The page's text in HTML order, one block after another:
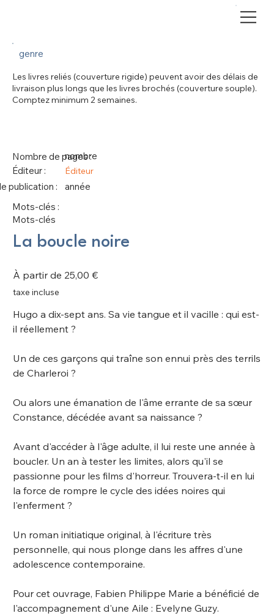
Nombre de pages :
Éditeur :
publication :
nombre
Éditeur
année
Mots-clés :
Mots-clés
genre
Les livres reliés (couverture rigide) peuvent avoir des délais de
livraison plus longs que les livres brochés (couverture souple).
Comptez minimum 2 semaines.
La boucle noire
À partir de Prix
25,00 €
taxe incluse
Hugo a dix-sept ans. Sa vie tangue et il vacille : qui est-
il réellement ?
Un de ces garçons qui traîne son ennui près des terrils
de Charleroi ?
Ou alors une émanation de l'âme errante de sa sœur
Constance, décédée avant sa naissance ?
Avant d'accéder à l'âge adulte, il lui reste une année à
boucler. Un an à tester les limites, alors qu'il se
passionne pour les films d'horreur. Trouvera-t-il en lui
la force de rompre le cycle des idées noires qui
l'enferment ?
Un roman initiatique original, à l'écriture très
personnelle, qui nous plonge dans les affres d'une
adolescence contemporaine.
Pour cet ouvrage, Fabien Philippe Marie a bénéficié de
l'accompagnement d'une Aile : Evelyne Guzy.